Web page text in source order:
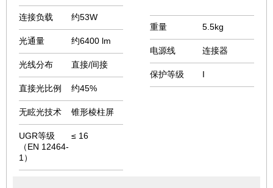
连接负载 约53W
光通量 约6400 lm
光线分布 直接/间接
直接光比例 约45%
无眩光技术 锥形棱柱屏
UGR等级
（EN 12464-
1）
≤ 16
重量 5.5kg
电源线 连接器
保护等级 I